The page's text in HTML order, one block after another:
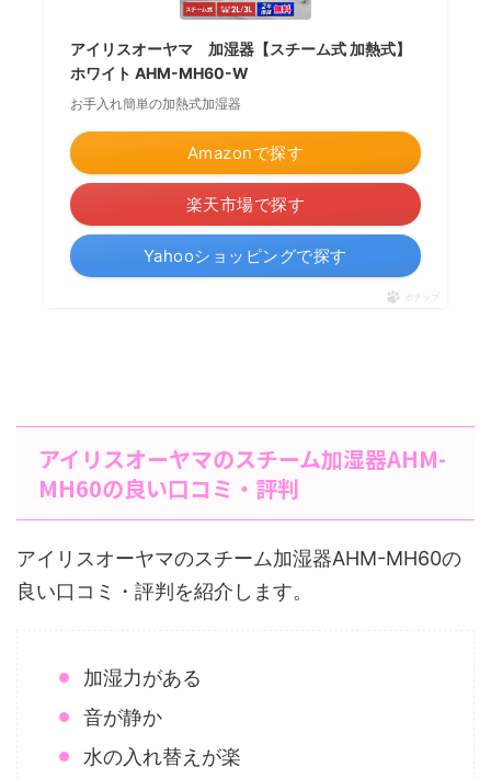
アイリスオーヤマ 加湿器【スチーム式 加熱式】
ホワイト AHM-MH60-W
お手入れ簡単の加熱式加湿器
Amazonで探す
楽天市場で探す
Yahooショッピングで探す
ポチップ
アイリスオーヤマのスチーム加湿器AHM-
MH60の良い口コミ・評判
アイリスオーヤマのスチーム加湿器AHM-MH60の
良い口コミ・評判を紹介します。
加湿力がある
音が静か
水の入れ替えが楽